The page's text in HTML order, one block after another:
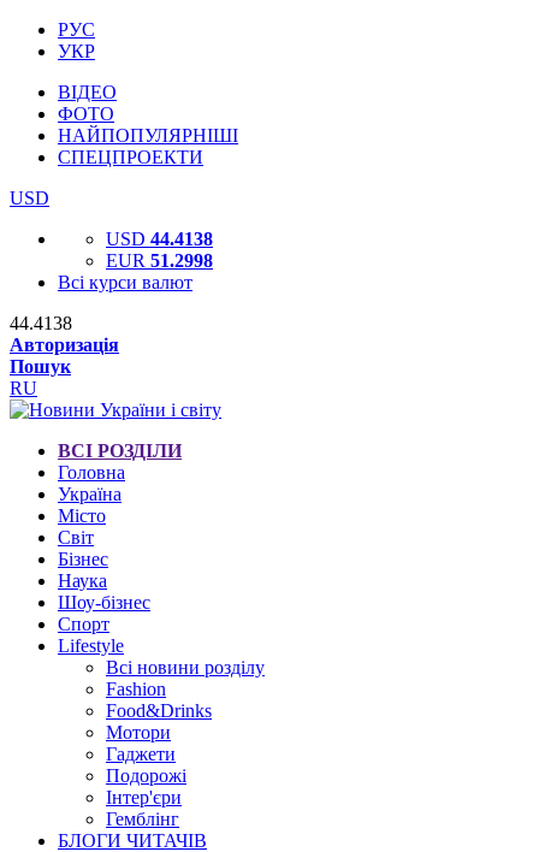
РУС
УКР
ВІДЕО
ФОТО
НАЙПОПУЛЯРНІШІ
СПЕЦПРОЕКТИ
USD
USD 44.4138
EUR 51.2998
Всі курси валют
44.4138
Авторизація
Пошук
RU
ВСІ РОЗДІЛИ
Головна
Україна
Місто
Світ
Бізнес
Наука
Шоу-бізнес
Спорт
Lifestyle
Всі новини розділу
Fashion
Food&Drinks
Мотори
Гаджети
Подорожі
Інтер'єри
Гемблінг
БЛОГИ ЧИТАЧІВ